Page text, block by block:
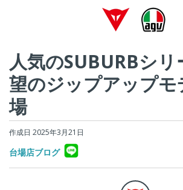
人気のSUBURBシ
望のジップアップモ
場
作成日 2025年3月21日
台場店ブログ